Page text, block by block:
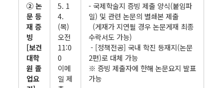
② 논
문 등
재 증
빙
[보건
대학
원 졸
업요
5. 1
4.
(목)
오전
11:0
0
이메
일 제
- 국제학술지 증빙 제출 양식(붙임파
일) 및 관련 논문의 별쇄본 제출
(게재가 지연될 경우 논문게재 최종
수락서도 가능)
- [정책전공] 국내 학진 등재지(논문
2편)로 대체 가능
※ 증빙 제출자에 한해 논문요지 발표
가능